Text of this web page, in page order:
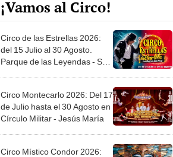
¡Vamos al Circo!
Circo de las Estrellas 2026:
del 15 Julio al 30 Agosto.
Parque de las Leyendas - San
Circo Montecarlo 2026: Del 17
de Julio hasta el 30 Agosto en
Círculo Militar - Jesús María
Circo Místico Condor 2026: